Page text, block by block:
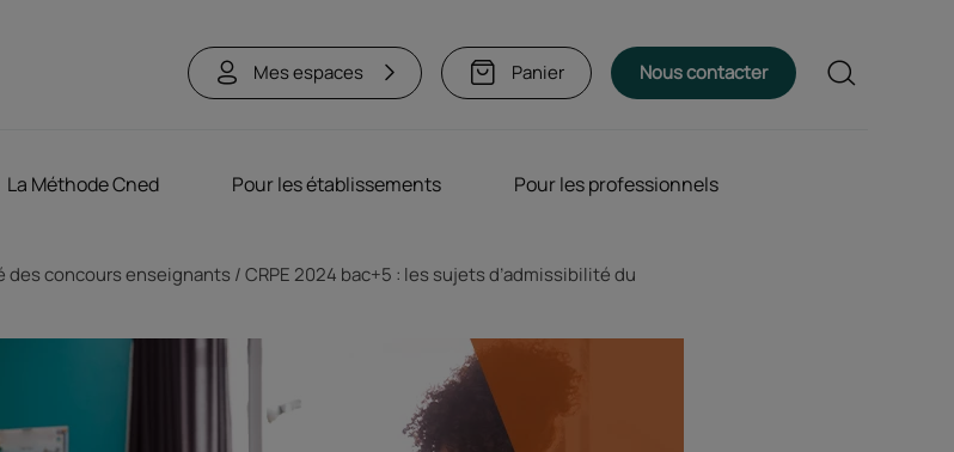
Mes espaces Panier Nous contacter Rechercher
La Méthode Cned Pour les établissements Pour les professionnels
des concours enseignants
CRPE 2024 bac+5 : les sujets d’admissibilité du